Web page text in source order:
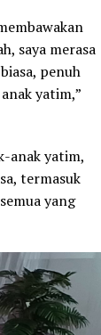
saya merasa
penuh
yatim,”
anak yatim,
termasuk
yang